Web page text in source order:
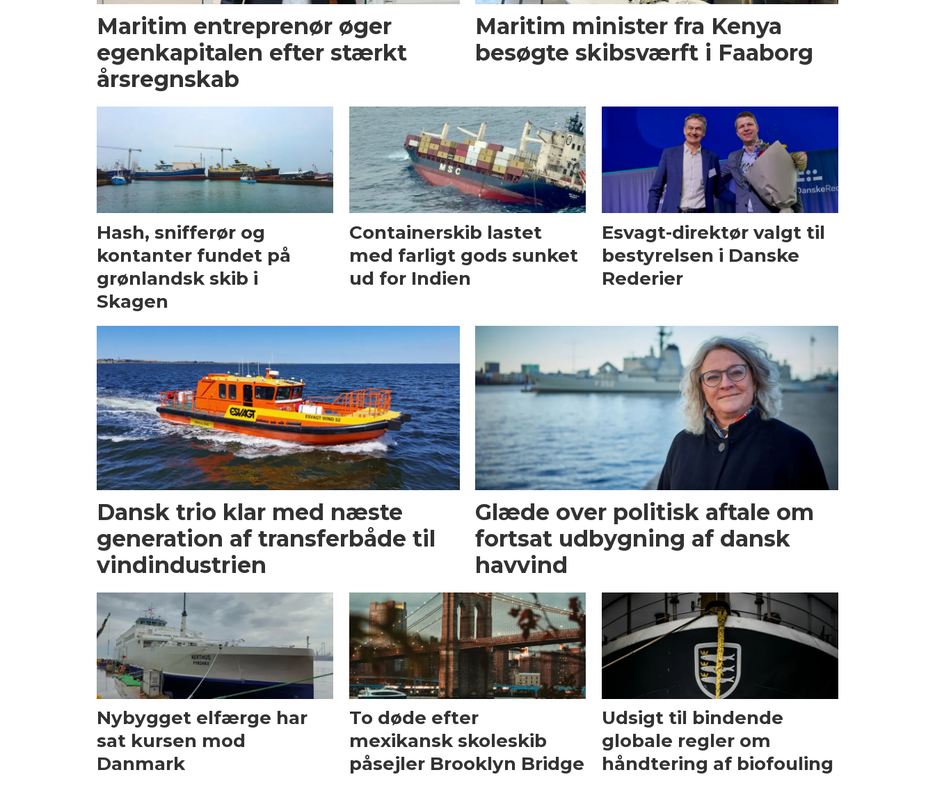
Maritim entreprenør øger
egenkapitalen efter stærkt
årsregnskab
Maritim minister fra Kenya
besøgte skibsværft i Faaborg
Hash, snifferør og
kontanter fundet på
grønlandsk skib i
Skagen
Containerskib lastet
med farligt gods sunket
ud for Indien
Esvagt-direktør valgt til
bestyrelsen i Danske
Rederier
Dansk trio klar med næste
generation af transferbåde til
vindindustrien
Glæde over politisk aftale om
fortsat udbygning af dansk
havvind
Nybygget elfærge har
sat kursen mod
Danmark
To døde efter
mexikansk skoleskib
påsejler Brooklyn Bridge
Udsigt til bindende
globale regler om
håndtering af biofouling